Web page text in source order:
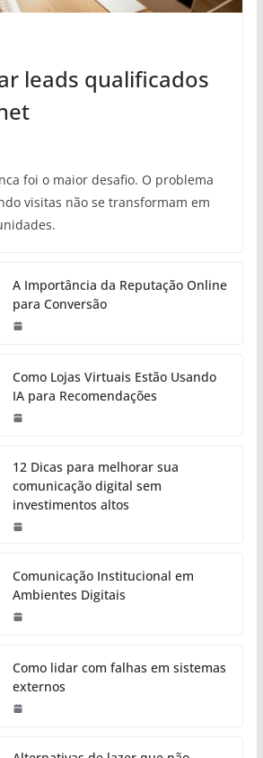
leads qualificados
foi o maior desafio. O problema
visitas não se transformam em
A Importância da Reputação Online
para Conversão
Como Lojas Virtuais Estão Usando
IA para Recomendações
12 Dicas para melhorar sua
comunicação digital sem
investimentos altos
Comunicação Institucional em
Ambientes Digitais
Como lidar com falhas em sistemas
externos